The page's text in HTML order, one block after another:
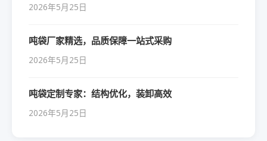
2026年5月25日
吨袋厂家精选，品质保障一站式采购
2026年5月25日
吨袋定制专家：结构优化，装卸高效
2026年5月25日